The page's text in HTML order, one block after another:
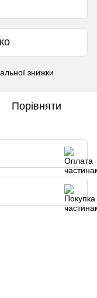
знижки
Порівняти